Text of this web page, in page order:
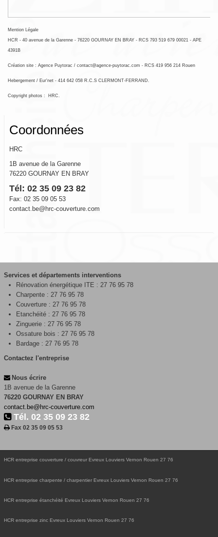
Mention Légale
HCR - 40 avenue de la Garenne - 76220 GOURNAY EN BRAY - RCS 793 519 679 00021 - APE
4391B
Création site : Agence Puytorac / contact@agence-puytorac.com - RCS 419 956 214 Rouen
Hebergement / Eur'net - 414 642 058 R.C.S CLERMONT-FERRAND.
Copyright photos : HRC.
Coordonnées
HRC
1B avenue de la Garenne
76220 GOURNAY EN BRAY
Tél: 02 35 09 23 82
Fax: 02 35 09 05 53
contact.be@hrc-couverture.com
Services et départements interventions
Rénovation énergétique ITE : 27 76 95 78
Charpente : 27 76 95 78
Couverture : 27 76 95 78
Etanchéité : 27 76 95 78
Zinguerie : 27 76 95 78
Ossature bois : 27 76 95 78
Bardage : 27 76 95 78
Contactez l'entreprise
Nous écrire
1B avenue de la Garenne
76220 GOURNAY EN BRAY
contact.be@hrc-couverture.com
Tél. 02 35 09 23 82
Fax 02 35 09 05 53
HCR entreprise couverture / couvreur Evreux Louviers Vernon Rouen 27 76
HCR entreprise charpente / charpentier Evreux Louviers Vernon Rouen 27 76
HCR entreprise étanchéité Evreux Louviers Vernon Rouen 27 76
HCR entreprise zinc Evreux Louviers Vernon Rouen 27 76